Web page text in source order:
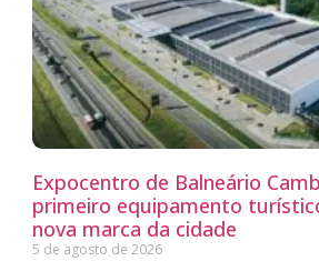
Expocentro de Balneário
primeiro equipamento
nova marca da cidade
5 de agosto de 2026